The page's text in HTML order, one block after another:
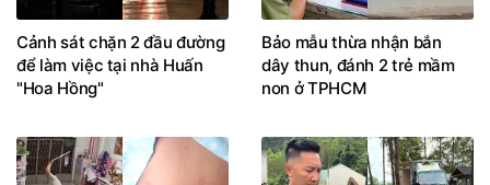
Cảnh sát chặn 2 đầu đường
để làm việc tại nhà Huấn
"Hoa Hồng"
Bảo mẫu thừa nhận bắn
dây thun, đánh 2 trẻ mầm
non ở TPHCM